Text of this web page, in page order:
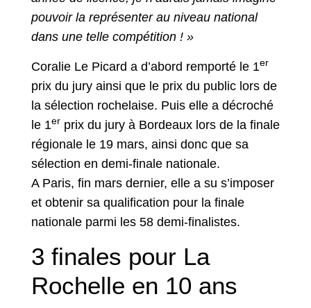
pouvoir la représenter au niveau national
dans une telle compétition ! »
Coralie Le Picard a d’abord remporté le 1er
prix du jury ainsi que le prix du public lors de
la sélection rochelaise. Puis elle a décroché
le 1er prix du jury à Bordeaux lors de la finale
régionale le 19 mars, ainsi donc que sa
sélection en demi-finale nationale.
A Paris, fin mars dernier, elle a su s’imposer
et obtenir sa qualification pour la finale
nationale parmi les 58 demi-finalistes.
3 finales pour La
Rochelle en 10 ans